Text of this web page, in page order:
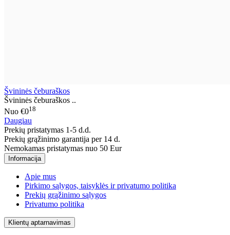
Švininės čeburaškos
Švininės čeburaškos ..
Nuo €018
Daugiau
Prekių pristatymas 1-5 d.d.
Prekių grąžinimo garantija per 14 d.
Nemokamas pristatymas nuo 50 Eur
Informacija
Apie mus
Pirkimo sąlygos, taisyklės ir privatumo politika
Prekių grąžinimo sąlygos
Privatumo politika
Klientų aptarnavimas